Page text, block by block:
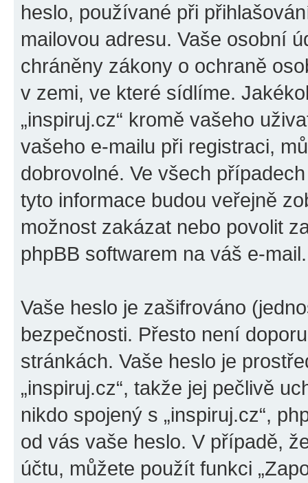
heslo, používané při
mailovou adresu. Vaše osobní
chráněny zákony o ochraně
v zemi, ve které sídlíme.
„inspiruj.cz“ kromě vašeho
vašeho e-mailu při registraci,
dobrovolné. Ve všech
tyto informace budou veřejně
možnost zakázat nebo povolit
phpBB softwarem na váš e-mail.
Vaše heslo je zašifrováno
bezpečnosti. Přesto není
stránkách. Vaše heslo je
„inspiruj.cz“, takže jej pečlivě
nikdo spojený s „inspiruj.cz“,
od vás vaše heslo. V případě,
účtu, můžete použít funkci